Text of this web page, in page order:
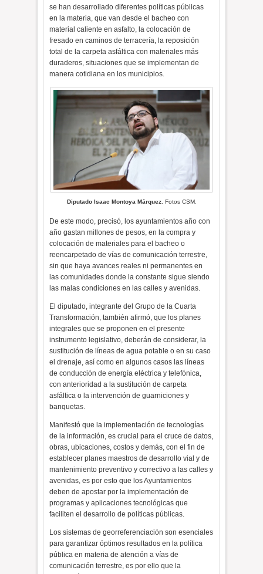
se han desarrollado diferentes políticas públicas
en la materia, que van desde el bacheo con
material caliente en asfalto, la colocación de
fresado en caminos de terracería, la reposición
total de la carpeta asfáltica con materiales más
duraderos, situaciones que se implementan de
manera cotidiana en los municipios.
Diputado Isaac Montoya Márquez. Fotos CSM.
De este modo, precisó, los ayuntamientos año con
año gastan millones de pesos, en la compra y
colocación de materiales para el bacheo o
reencarpetado de vías de comunicación terrestre,
sin que haya avances reales ni permanentes en
las comunidades donde la constante sigue siendo
las malas condiciones en las calles y avenidas.
El diputado, integrante del Grupo de la Cuarta
Transformación, también afirmó, que los planes
integrales que se proponen en el presente
instrumento legislativo, deberán de considerar, la
sustitución de líneas de agua potable o en su caso
el drenaje, así como en algunos casos las líneas
de conducción de energía eléctrica y telefónica,
con anterioridad a la sustitución de carpeta
asfáltica o la intervención de guarniciones y
banquetas.
Manifestó que la implementación de tecnologías
de la información, es crucial para el cruce de datos,
obras, ubicaciones, costos y demás, con el fin de
establecer planes maestros de desarrollo vial y de
mantenimiento preventivo y correctivo a las calles y
avenidas, es por esto que los Ayuntamientos
deben de apostar por la implementación de
programas y aplicaciones tecnológicas que
faciliten el desarrollo de políticas públicas.
Los sistemas de georreferenciación son esenciales
para garantizar óptimos resultados en la política
pública en materia de atención a vías de
comunicación terrestre, es por ello que la